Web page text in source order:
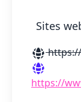
Sites
https://
https://